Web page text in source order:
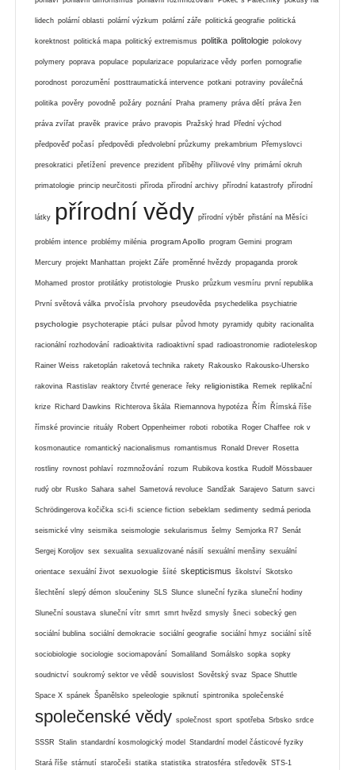
lidech polární oblasti polární výzkum polární záře politická geografie politická
korektnost politická mapa politický extremismus politika politologie polokovy
polymery poprava populace popularizace popularizace vědy porfen pornografie
porodnost porozumění posttraumatická intervence potkani potraviny poválečná
politika pověry povodně požáry poznání Praha prameny práva dětí práva žen
práva zvířat pravěk pravice právo pravopis Pražský hrad Přední východ
předpověď počasí předpovědi předvolební průzkumy prekambrium Přemyslovci
presokratici přetížení prevence prezident příběhy přílivové vlny primární okruh
primatologie princip neurčitosti příroda přírodní archivy přírodní katastrofy přírodní
látky přírodní vědy přírodní výběr přistání na Měsíci
problém intence problémy milénia program Apollo program Gemini program
Mercury projekt Manhattan projekt Záře proměnné hvězdy propaganda prorok
Mohamed prostor protilátky protistologie Prusko průzkum vesmíru první republika
První světová válka prvočísla prvohory pseudověda psychedelika psychiatrie
psychologie psychoterapie ptáci pulsar původ hmoty pyramidy qubity racionalita
racionální rozhodování radioaktivita radioaktivní spad radioastronomie radioteleskop
Rainer Weiss raketoplán raketová technika rakety Rakousko Rakousko-Uhersko
rakovina Rastislav reaktory čtvrté generace řeky religionistika Remek replikační
krize Richard Dawkins Richterova škála Riemannova hypotéza Řím Římská říše
římské provincie rituály Robert Oppenheimer roboti robotika Roger Chaffee rok v
kosmonautice romantický nacionalismus romantismus Ronald Drever Rosetta
rostliny rovnost pohlaví rozmnožování rozum Rubikova kostka Rudolf Mössbauer
rudý obr Rusko Sahara sahel Sametová revoluce Sandžak Sarajevo Saturn savci
Schrödingerova kočička sci-fi science fiction sebeklam sedimenty sedmá perioda
seismické vlny seismika seismologie sekularismus šelmy Semjorka R7 Senát
Sergej Koroljov sex sexualita sexualizované násilí sexuální menšiny sexuální
orientace sexuální život sexuologie šíité skepticismus školství Skotsko
šlechtění slepý démon sloučeniny SLS Slunce sluneční fyzika sluneční hodiny
Sluneční soustava sluneční vítr smrt smrt hvězd smysly šneci sobecký gen
sociální bublina sociální demokracie sociální geografie sociální hmyz sociální sítě
sociobiologie sociologie sociomapování Somaliland Somálsko sopka sopky
soudnictví soukromý sektor ve vědě souvislost Sovětský svaz Space Shuttle
Space X spánek Španělsko speleologie spiknutí spintronika společenské
společenské vědy společnost sport spotřeba Srbsko srdce
SSSR Stalin standardní kosmologický model Standardní model částicové fyziky
Stará říše stárnutí staročeši statika statistika stratosféra středověk STS-1